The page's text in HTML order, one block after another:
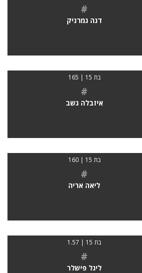
#
דנה גמרניק
בת 15 | 165
#
איזבלה גשב
בת 15 | 160
#
ליאה אריה
בת 15 | 1.57
#
ליגל פישלר